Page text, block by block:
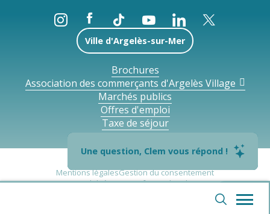
Billetterie
Une question, Clem vous répond !
Ville d'Argelès-sur-Mer
Brochures
Association des commerçants d'Argelès Village
Marchés publics
Offres d'emploi
Taxe de séjour
Mentions légalesGestion du consentement
Accessibilité : non conformePlan du site